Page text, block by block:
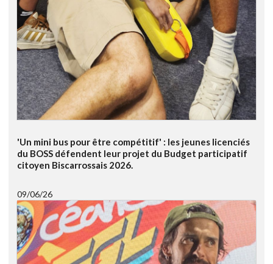
'Un mini bus pour être compétitif' : les jeunes licenciés
du BOSS défendent leur projet du Budget participatif
citoyen Biscarrossais 2026.
09/06/26